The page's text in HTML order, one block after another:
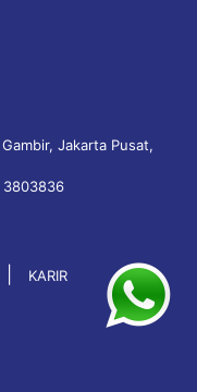
Jakarta Pusat,
3803836
KARIR